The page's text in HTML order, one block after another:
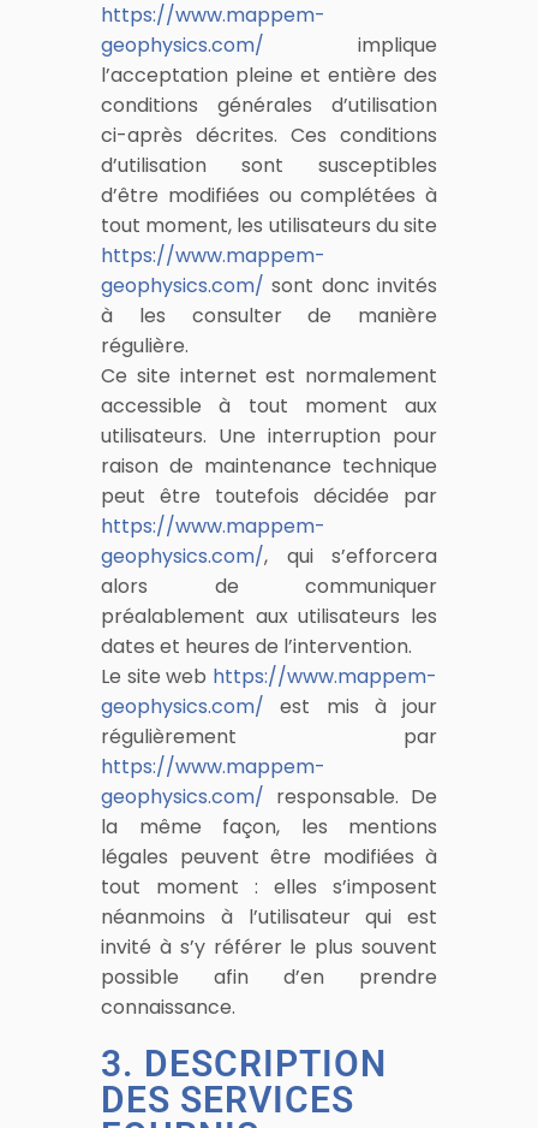
https://www.mappem-
geophysics.com/ implique
l’acceptation pleine et entière des
conditions générales d’utilisation
ci-après décrites. Ces conditions
d’utilisation sont susceptibles
d’être modifiées ou complétées à
tout moment, les utilisateurs du site
https://www.mappem-
geophysics.com/ sont donc invités
à les consulter de manière
régulière.
Ce site internet est normalement
accessible à tout moment aux
utilisateurs. Une interruption pour
raison de maintenance technique
peut être toutefois décidée par
https://www.mappem-
geophysics.com/, qui s’efforcera
alors de communiquer
préalablement aux utilisateurs les
dates et heures de l’intervention.
Le site web https://www.mappem-
geophysics.com/ est mis à jour
régulièrement par
https://www.mappem-
geophysics.com/ responsable. De
la même façon, les mentions
légales peuvent être modifiées à
tout moment : elles s’imposent
néanmoins à l’utilisateur qui est
invité à s’y référer le plus souvent
possible afin d’en prendre
connaissance.
3. DESCRIPTION
DES SERVICES